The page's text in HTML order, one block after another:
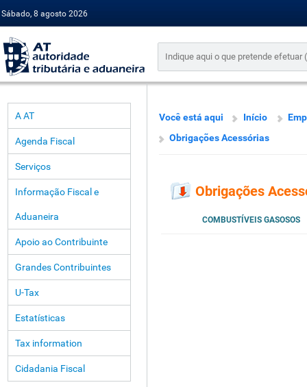
Sábado, 8 agosto 2026
A AT
Agenda Fiscal
Serviços
Informação Fiscal e
Aduaneira
Apoio ao Contribuinte
Grandes Contribuintes
U-Tax
Estatísticas
Tax information
Cidadania Fiscal
Você está aqui Início
Obrigações Acessórias
Obrigações
COMBUSTÍVEIS GASOSOS